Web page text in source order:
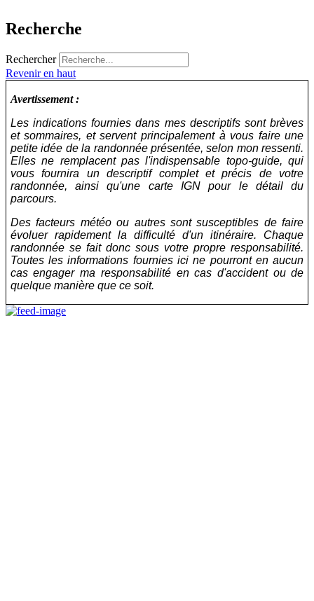
Recherche
Rechercher
Revenir en haut
Avertissement :
Les indications fournies dans mes descriptifs sont brèves
et sommaires, et servent principalement à vous faire une
petite idée de la randonnée présentée, selon mon ressenti.
Elles ne remplacent pas l'indispensable topo-guide, qui
vous fournira un descriptif complet et précis de votre
randonnée, ainsi qu'une carte IGN pour le détail du
parcours.
Des facteurs météo ou autres sont susceptibles de faire
évoluer rapidement la difficulté d'un itinéraire. Chaque
randonnée se fait donc sous votre propre responsabilité.
Toutes les informations fournies ici ne pourront en aucun
cas engager ma responsabilité en cas d'accident ou de
quelque manière que ce soit.